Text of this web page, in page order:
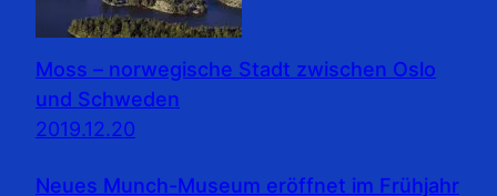
Moss – norwegische Stadt zwischen Oslo
und Schweden
2019.12.20
Neues Munch-Museum eröffnet im Frühjahr